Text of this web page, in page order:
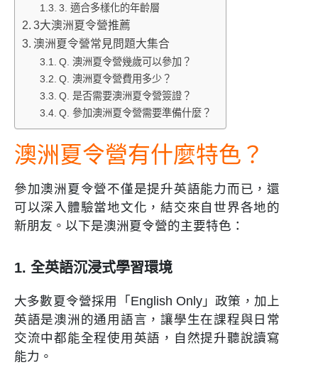
3. 適合多樣化的年齡層
3大澳洲夏令營推薦
澳洲夏令營常見問題大集合
Q. 澳洲夏令營幾歲可以參加？
Q. 澳洲夏令營費用多少？
Q. 是否需要澳洲夏令營簽證？
Q. 參加澳洲夏令營需要準備什麼？
澳洲夏令營有什麼特色？
參加澳洲夏令營不僅是提升英語能力而已，還
可以深入體驗當地文化，結交來自世界各地的
新朋友。以下是澳洲夏令營的主要特色：
1. 全英語沉浸式學習環境
大多數夏令營採用「English Only」政策，加上
英語是澳洲的通用語言，讓學生在課程與日常
交流中都能全程使用英語，自然提升聽說讀寫
能力。